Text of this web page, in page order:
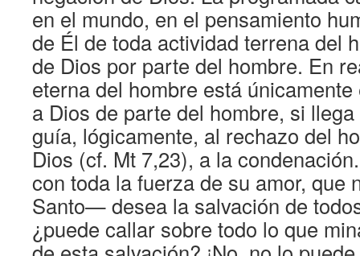
en el mundo, en el pensamiento
de Él de toda actividad terrena del
de Dios por parte del hombre. En
eterna del hombre está
a Dios de parte del hombre, si
guía, lógicamente, al rechazo del
Dios (cf. Mt 7,23), a la
con toda la fuerza de su amor, que
Santo— desea la salvación de
¿puede callar sobre todo lo que